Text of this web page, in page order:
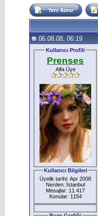
06.08.08, 06:19
Kullanıcı Profili
Prenses
Alfa Üye
Kullanıcı Bilgileri
Üyelik tarihi: Apr 2008
Nerden: İstanbul
Mesajlar: 11.417
Konular: 1154